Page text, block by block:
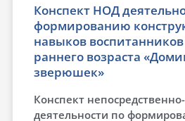
Конспект НОД
формированию
навыков
раннего возраста
зверюшек»
Конспект
деятельности по